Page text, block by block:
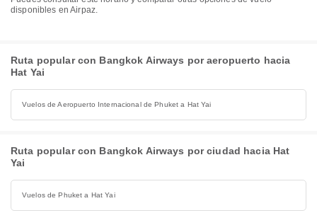
disponibles en Airpaz.
Ruta popular con Bangkok Airways por aeropuerto hacia
Hat Yai
Vuelos de Aeropuerto Internacional de Phuket a Hat Yai
Ruta popular con Bangkok Airways por ciudad hacia Hat
Yai
Vuelos de Phuket a Hat Yai